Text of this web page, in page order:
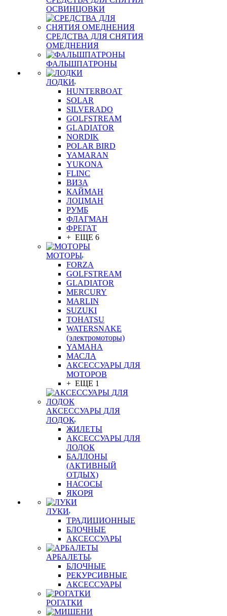
ОСВИНЦОВКИ
СРЕДСТВА ДЛЯ СНЯТИЯ
ОМЕДНЕНИЯ
ФАЛЬШПАТРОНЫ
ЛОДКИ
HUNTERBOAT
SOLAR
SILVERADO
GOLFSTREAM
GLADIATOR
NORDIK
POLAR BIRD
YAMARAN
YUKONA
FLINC
ВИЗА
КАЙМАН
ЛОЦМАН
РУМБ
ФЛАГМАН
ФРЕГАТ
+ ЕЩЕ 6
МОТОРЫ
FORZA
GOLFSTREAM
GLADIATOR
MERCURY
MARLIN
SUZUKI
TOHATSU
WATERSNAKE
(электромоторы)
YAMAHA
МАСЛА
АКСЕССУАРЫ ДЛЯ
МОТОРОВ
+ ЕЩЕ 1
АКСЕССУАРЫ ДЛЯ
ЛОДОК
ЖИЛЕТЫ
АКСЕССУАРЫ ДЛЯ
ЛОДОК
БАЛЛОНЫ
(АКТИВНЫЙ
ОТДЫХ)
НАСОСЫ
ЯКОРЯ
ЛУКИ
ТРАДИЦИОННЫЕ
БЛОЧНЫЕ
АКСЕССУАРЫ
АРБАЛЕТЫ
БЛОЧНЫЕ
РЕКУРСИВНЫЕ
АКСЕССУАРЫ
РОГАТКИ